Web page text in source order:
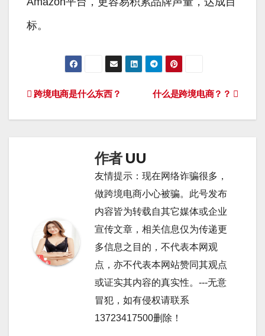
标。
文
章
什么是跨境电商？？
跨境电商是什么东西？
作者 UU
友情提示：现在网络诈骗很多，
做跨境电商小心被骗。此号发布
内容皆为转载自其它媒体或企业
宣传文章，相关信息仅为传递更
多信息之目的，不代表本网观
点，亦不代表本网站赞同其观点
或证实其内容的真实性。---无意
冒犯，如有侵权请联系
13723417500删除！